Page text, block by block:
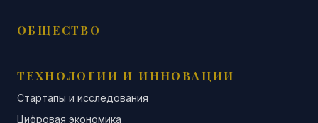
ОБЩЕСТВО
ТЕХНОЛОГИИ И ИННОВАЦИИ
Стартапы и исследования
Цифровая экономика